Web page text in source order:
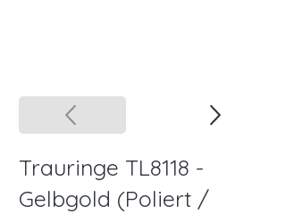
Trauringe TL8118 -
Gelbgold (Poliert /